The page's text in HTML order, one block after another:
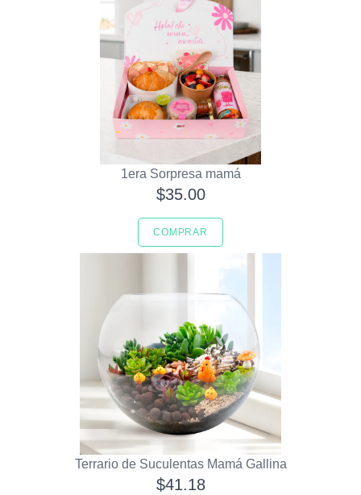
1era Sorpresa mamá
$35.00
COMPRAR
Terrario de Suculentas Mamá Gallina
$41.18